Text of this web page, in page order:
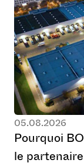
05.08.2026
Pourquoi BO
le partenaire